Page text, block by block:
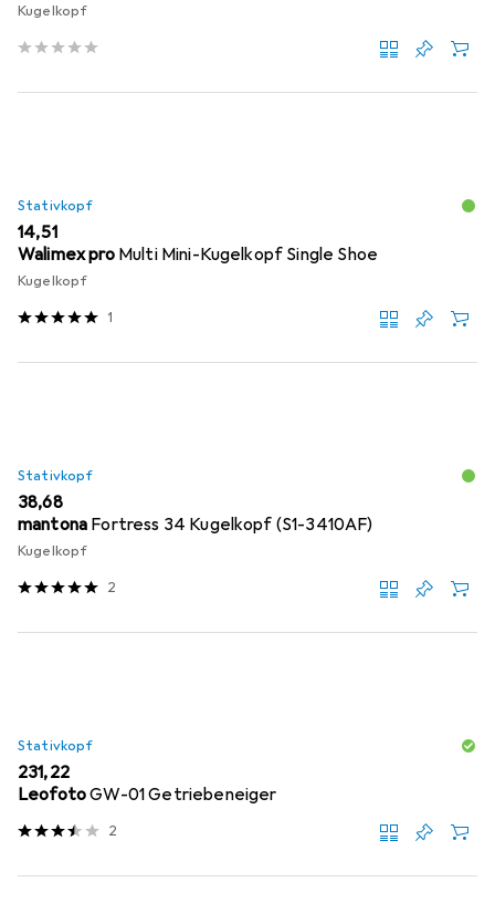
Kugelkopf
Stativkopf
EUR
14,51
Walimex pro Multi Mini-Kugelkopf Single Shoe
Kugelkopf
1
Stativkopf
EUR
38,68
mantona Fortress 34 Kugelkopf (S1-3410AF)
Kugelkopf
2
Stativkopf
EUR
231,22
LeofotoGW-01 Getriebeneiger
2